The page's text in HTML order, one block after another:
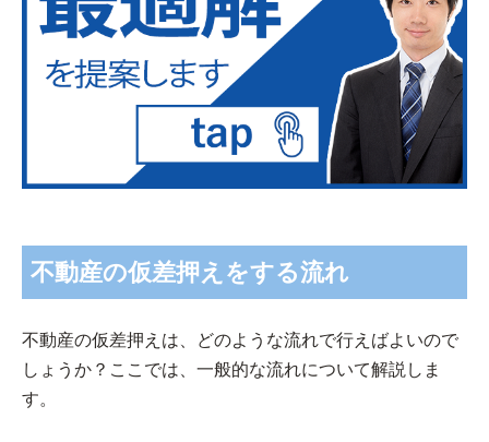
不動産の仮差押えをする流れ
不動産の仮差押えは、どのような流れで行えばよいので
しょうか？ここでは、一般的な流れについて解説しま
す。